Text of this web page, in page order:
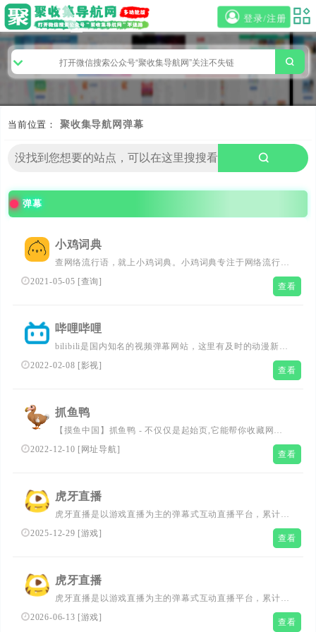
登录/注册
当前位置： 聚收集导航网 弹幕
弹幕
小鸡词典
查网络流行语，就上小鸡词典。小鸡词典专注于网络流行语
的收录和解释，以最快的速度在全网捕捉当下的网络热词。
以简单明了，清晰易懂的形式，向用户介绍网络流行语的含
语、方言俚语等不同的流行文化，以及网友们自...
2021-05-05 [查询] 查看
哔哩哔哩
bilibili是国内知名的视频弹幕网站，这里有及时的动漫新
番，活跃的ACG氛围，有创意的Up主。大家可以在这里找
2022-02-08 [影视] 查看
抓鱼鸭
【摸鱼中国】抓鱼鸭 - 不仅仅是起始页,它能帮你收藏网站,
还能帮你找到好玩的网站,还有聚合搜索帮你快速找到自己
2022-12-10 [ 网址导航] 查看
虎牙直播
虎牙直播是以游戏直播为主的弹幕式互动直播平台，累计注
册用户2亿，提供热门游戏直播、电竞赛事直播与游戏赛事
直播，手游直播等。包含英雄联盟lol，王者荣耀，绝地求
2025-12-29 [游戏] 查看
虎牙直播
虎牙直播是以游戏直播为主的弹幕式互动直播平台，累计注
册用户2亿，提供热门游戏直播、电竞赛事直播与游戏赛事
直播，手游直播等。包含英雄联盟lol，王者荣耀，绝地求
2026-06-13 [游戏] 查看